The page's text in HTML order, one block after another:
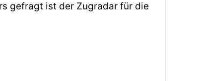
gefragt ist der Zugradar für die